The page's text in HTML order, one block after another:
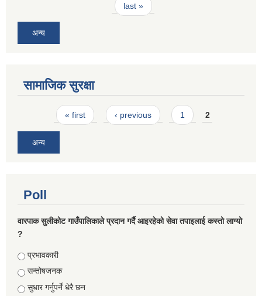
last »
अन्य
सामाजिक सुरक्षा
Pages« first ‹ previous 1 2
अन्य
Poll
वारपाक सुलीकोट गाउँपालिकाले प्रदान गर्दै आइरहेको सेवा तपाइलाई कस्तो लाग्यो
?
Choices
प्रभावकारी
सन्तोषजनक
सुधार गर्नुपर्ने धेरै छन